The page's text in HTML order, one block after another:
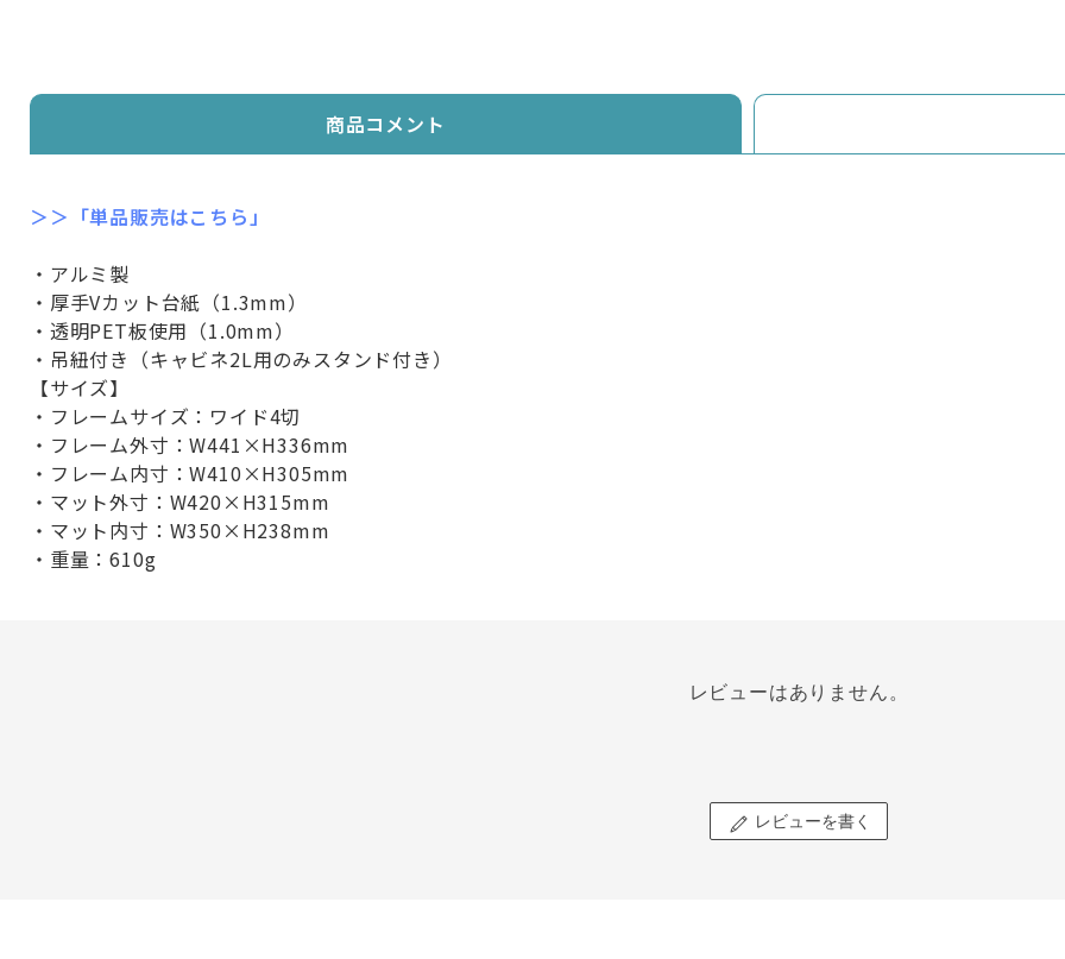
商品コメント
＞＞「単品販売はこちら」
・アルミ製
・厚手Vカット台紙（1.3mm）
・透明PET板使用（1.0mm）
・吊紐付き（キャビネ2L用のみスタンド付き）
【サイズ】
・フレームサイズ：ワイド4切
・フレーム外寸：W441×H336mm
・フレーム内寸：W410×H305mm
・マット外寸：W420×H315mm
・マット内寸：W350×H238mm
・重量：610g
レビューはありません。
レビューを書く